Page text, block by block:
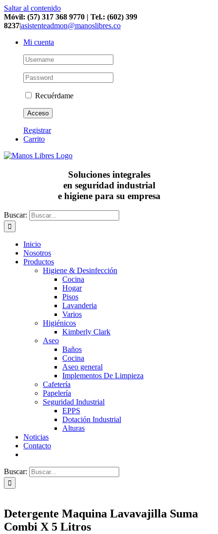
Saltar al contenido
Móvil: (57) 317 368 9770 | Tel.: (602) 399
8237|asistenteadmon@manoslibres.co
Mi cuenta
Recuérdame
Registrar
Carrito
Soluciones integrales
en seguridad industrial
e higiene para su empresa
Buscar:
Inicio
Nosotros
Productos
Higiene & Desinfección
Cocina
Hogar
Pisos
Lavanderia
Varios
Higiénicos
Kimberly Clark
Aseo
Baños
Cocina
Aseo general
Implementos De Limpieza
Cafetería
Papelería
Seguridad Industrial
EPPS
Dotación Industrial
Alturas
Noticias
Contacto
Buscar:
Detergente Maquina Lavavajilla Suma
Combi X 5 Litros